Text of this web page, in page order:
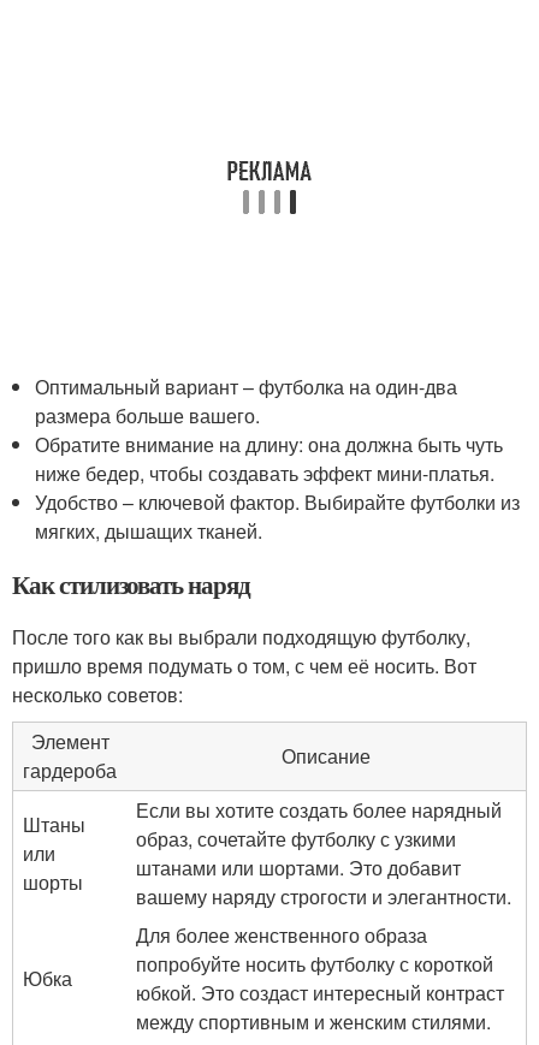
Оптимальный вариант – футболка на один-два
размера больше вашего.
Обратите внимание на длину: она должна быть чуть
ниже бедер, чтобы создавать эффект мини-платья.
Удобство – ключевой фактор. Выбирайте футболки из
мягких, дышащих тканей.
Как стилизовать наряд
После того как вы выбрали подходящую футболку,
пришло время подумать о том, с чем её носить. Вот
несколько советов:
Элемент
гардероба
Описание
Штаны
или
шорты
Если вы хотите создать более нарядный
образ, сочетайте футболку с узкими
штанами или шортами. Это добавит
вашему наряду строгости и элегантности.
Юбка
Для более женственного образа
попробуйте носить футболку с короткой
юбкой. Это создаст интересный контраст
между спортивным и женским стилями.